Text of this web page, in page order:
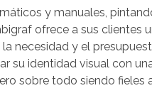
y manuales,
ofrece a sus clientes
necesidad y el
su identidad visual con
sobre todo siendo fieles